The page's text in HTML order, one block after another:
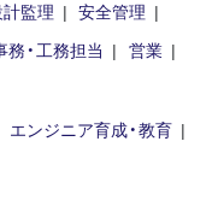
計監理
安全管理
務・工務担当
営業
エンジニア育成・教育